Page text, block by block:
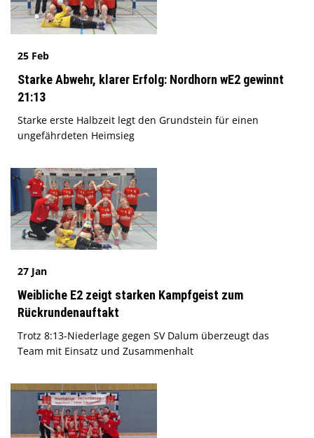
25 Feb
Starke Abwehr, klarer Erfolg: Nordhorn wE2 gewinnt
21:13
Starke erste Halbzeit legt den Grundstein für einen
ungefährdeten Heimsieg
27 Jan
Weibliche E2 zeigt starken Kampfgeist zum
Rückrundenauftakt
Trotz 8:13-Niederlage gegen SV Dalum überzeugt das
Team mit Einsatz und Zusammenhalt